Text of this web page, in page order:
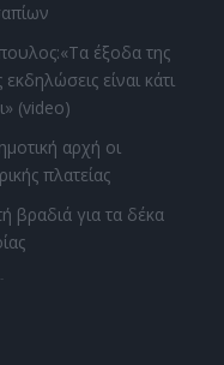
έξοδα της
εκδηλώσεις είναι κάτι
(video)
αρχή οι
πλατείας
βραδιά για τα δέκα